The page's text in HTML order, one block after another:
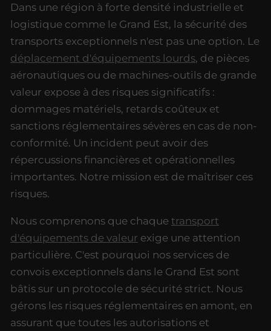
Dans une région à forte densité industrielle et
logistique comme le Grand Est, la sécurité des
transports exceptionnels n'est pas une option. Le
déplacement d'équipements lourds, de pièces
aéronautiques ou de machines-outils de grande
valeur expose à des risques significatifs :
dommages matériels, retards coûteux et
sanctions réglementaires sévères en cas de non-
conformité. Un incident peut avoir des
répercussions financières et opérationnelles
importantes. Notre mission est de maîtriser ces
risques.
Nous comprenons que chaque transport
d'équipements de valeur exige une attention
particulière. C'est pourquoi nos services de
convois exceptionnels dans le Grand Est sont
bâtis sur un protocole de sécurité strict. Nous
gérons les risques réglementaires en amont, en
assurant que toutes les autorisations et